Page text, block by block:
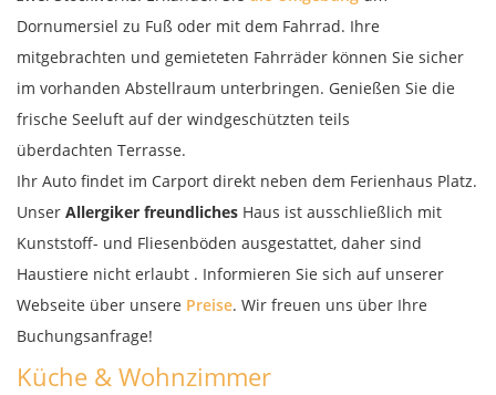
Dornumersiel zu Fuß oder mit dem Fahrrad. Ihre
mitgebrachten und gemieteten Fahrräder können Sie sicher
im vorhanden Abstellraum unterbringen. Genießen Sie die
frische Seeluft auf der windgeschützten teils
überdachten Terrasse.
Ihr Auto findet im Carport direkt neben dem Ferienhaus Platz.
Unser Allergiker freundliches Haus ist ausschließlich mit
Kunststoff- und Fliesenböden ausgestattet, daher sind
Haustiere nicht erlaubt . Informieren Sie sich auf unserer
Webseite über unsere Preise. Wir freuen uns über Ihre
Buchungsanfrage!
Küche & Wohnzimmer